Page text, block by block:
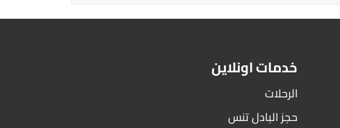
خدمات اونلاين
الرحلات
حجز البادل تنس